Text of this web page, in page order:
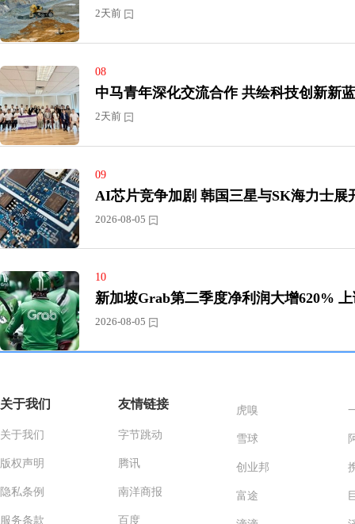
2天前
08
中马青年深化交流合作 共绘科技创新
2天前
09
AI芯片竞争加剧 韩国三星与SK
2026-08-05
10
新加
2026-08-05
关于我们
关于我们
版权声明
隐私条例
服务条款
友情链接
字节跳动
腾讯
南洋商报
百度
虎嗅
雪球
创业邦
富途